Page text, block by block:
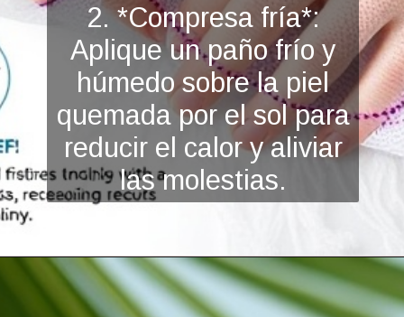
2. *Compresa fría*:
Aplique un paño frío y
húmedo sobre la piel
quemada por el sol para
reducir el calor y aliviar
las molestias.